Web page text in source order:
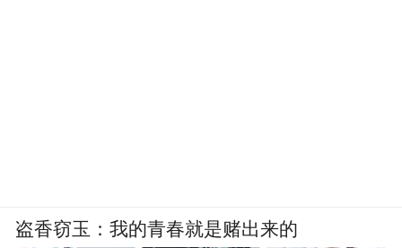
盗香窃玉：我的青春就是赌出来的